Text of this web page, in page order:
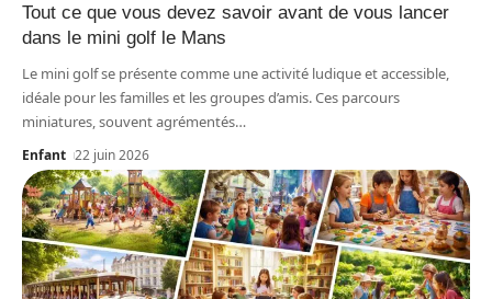
Tout ce que vous devez savoir avant de vous lancer
dans le mini golf le Mans
Le mini golf se présente comme une activité ludique et accessible,
idéale pour les familles et les groupes d’amis. Ces parcours
miniatures, souvent agrémentés…
Enfant 22 juin 2026